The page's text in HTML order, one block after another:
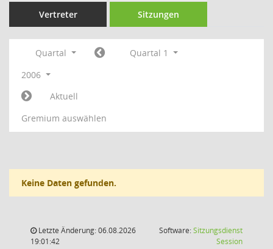
Vertreter Sitzungen
Quartal
Quartal 1
2006
Aktuell
Gremium auswählen
Keine Daten gefunden.
Letzte Änderung: 06.08.2026
19:01:42
Software:Sitzungsdienst
Session(Wird in